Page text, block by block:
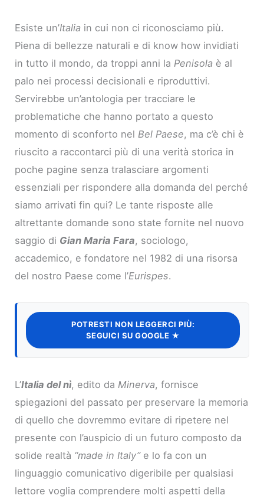
Esiste un’Italia in cui non ci riconosciamo più.
Piena di bellezze naturali e di know how invidiati
in tutto il mondo, da troppi anni laPenisola è al
palo nei processi decisionali e riproduttivi.
Servirebbe un’antologia per tracciare le
problematiche che hanno portato a questo
momento di sconforto nelBel Paese, ma c’è chi è
riuscito a raccontarci più di una verità storica in
poche pagine senza tralasciare argomenti
essenziali per rispondere alla domanda del perché
siamo arrivati fin qui? Le tante risposte alle
altrettante domande sono state fornite nel nuovo
saggio di Gian Maria Fara, sociologo,
accademico, e fondatore nel 1982 di una risorsa
del nostro Paese come l’Eurispes.
POTRESTI NON LEGGERCI PIÙ:
SEGUICI SU GOOGLE ★
L’Italia del nì, edito daMinerva, fornisce
spiegazioni del passato per preservare la memoria
di quello che dovremmo evitare di ripetere nel
presente con l’auspicio di un futuro composto da
solide realtà “made in Italy” e lo fa con un
linguaggio comunicativo digeribile per qualsiasi
lettore voglia comprendere molti aspetti della